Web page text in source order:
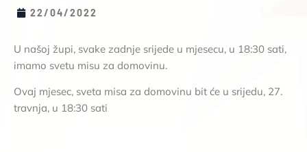
22/04/2022
U našoj župi, svake zadnje srijede u mjesecu, u 18:30 sati,
imamo svetu misu za domovinu.
Ovaj mjesec, sveta misa za domovinu bit će u srijedu, 27.
travnja, u 18:30 sati